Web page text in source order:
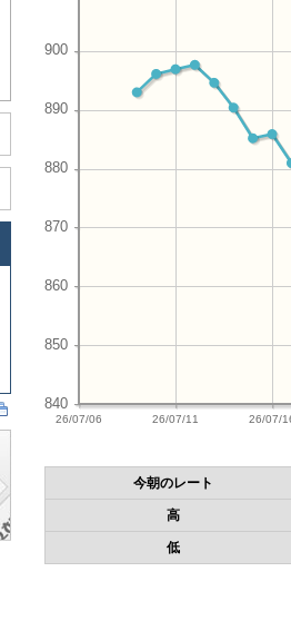
今朝のレート
高
低